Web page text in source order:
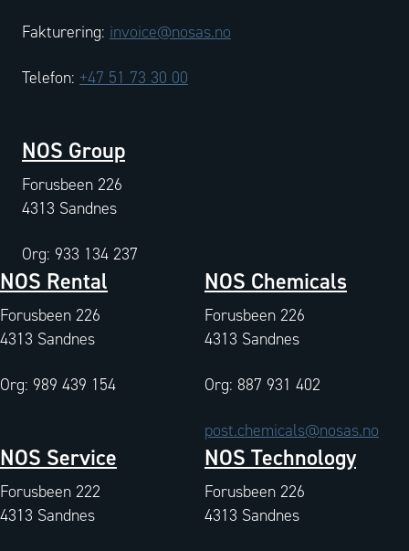
Fakturering: invoice@nosas.no
Telefon: +47 51 73 30 00
NOS Group
Forusbeen 226
4313 Sandnes
Org: 933 134 237
NOS Rental
Forusbeen 226
4313 Sandnes
Org: 989 439 154
NOS Chemicals
Forusbeen 226
4313 Sandnes
Org: 887 931 402
post.chemicals@nosas.no
NOS Service
Forusbeen 222
4313 Sandnes
NOS Technology
Forusbeen 226
4313 Sandnes